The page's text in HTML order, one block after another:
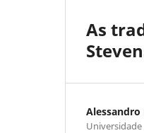
As
Alessandro
Universidade